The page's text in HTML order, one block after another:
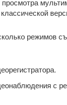
режимов
с